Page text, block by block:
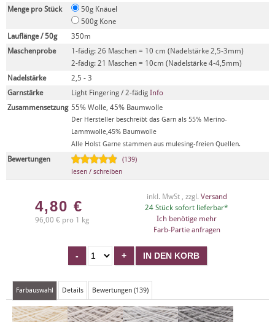
Menge pro Stück
50g Knäuel
500g Kone
Lauflänge / 50g
350m
Maschenprobe
1-fädig: 26 Maschen = 10 cm (Nadelstärke 2,5-3mm)
2-fädig: 21 Maschen = 10cm (Nadelstärke 4-4,5mm)
Nadelstärke
2,5 - 3
Garnstärke
Light Fingering / 2-fädig Info
Zusammensetzung 55% Wolle, 45% Baumwolle
Der Hersteller beschreibt das Garn als 55% Merino-
Lammwolle,45% Baumwolle
Alle Holst Garne stammen aus mulesing-freien Quellen.
Bewertungen
(139)
lesen / schreiben
4,80 €
96,00 € pro 1 kg
inkl. MwSt , zzgl. Versand
24 Stück sofort lieferbar*
Ich benötige mehr
Farb-Partie anfragen
Farbauswahl Details Bewertungen (139)